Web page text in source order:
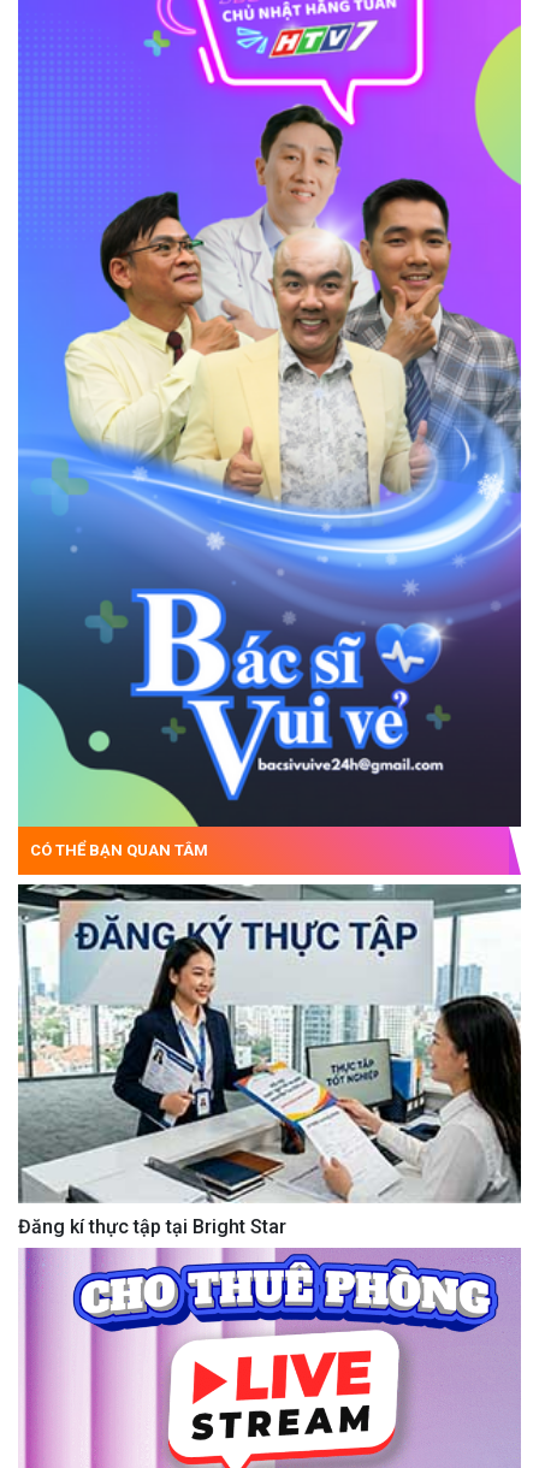
CÓ THỂ BẠN QUAN TÂM
Đăng kí thực tập tại Bright Star